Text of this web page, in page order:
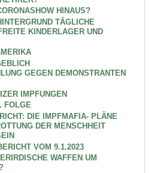
HINAUS?
TÄGLICHE
KINDERLAGER UND
GEGEN DEMONSTRANTEN
IMPFUNGEN
FOLGE
DIE IMPFMAFIA- PLÄNE
DER MENSCHHEIT
VOM 9.1.2023
WAFFEN UM